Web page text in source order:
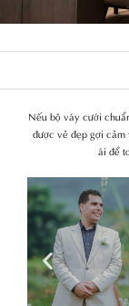
Nếu bộ váy cưới
được vẻ đẹp gợi
ái để
Previous